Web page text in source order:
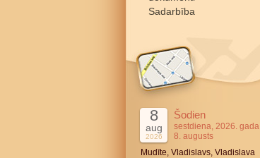
Sadarbība
8
aug
2026
Šodien
sestdiena, 2026. gada
8. augusts
Mudīte, Vladislavs, Vladislava